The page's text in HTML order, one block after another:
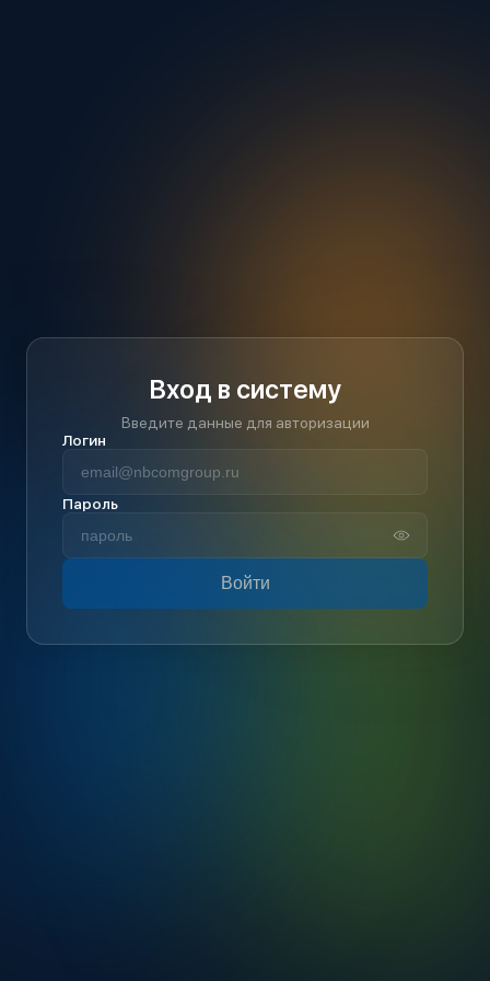
Вход в систему
Введите данные для авторизации
Логин
Пароль
Войти